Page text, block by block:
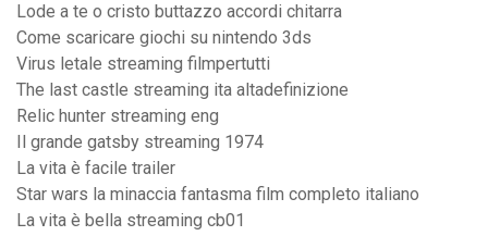
Lode a te o cristo buttazzo accordi chitarra
Come scaricare giochi su nintendo 3ds
Virus letale streaming filmpertutti
The last castle streaming ita altadefinizione
Relic hunter streaming eng
Il grande gatsby streaming 1974
La vita è facile trailer
Star wars la minaccia fantasma film completo italiano
La vita è bella streaming cb01